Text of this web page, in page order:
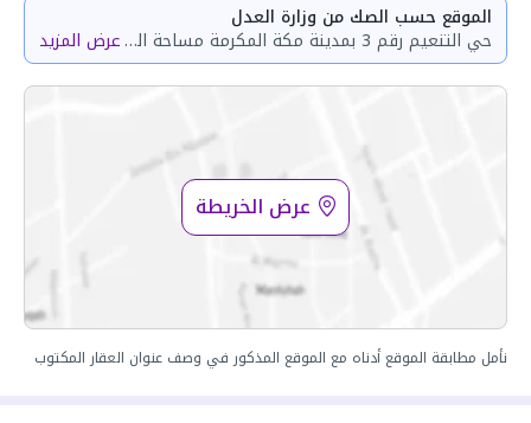
الموقع حسب الصك من وزارة العدل
حي التنعيم رقم 3 بمدينة مكة المكرمة مساحة الوحدة من الأرض 83.94 متر وتختص من المنافع والأجزاء المشتركة بمساحة 144.15 مترعرض المزيد
عرض الخريطة
نأمل مطابقة الموقع أدناه مع الموقع المذكور في وصف عنوان العقار المكتوب